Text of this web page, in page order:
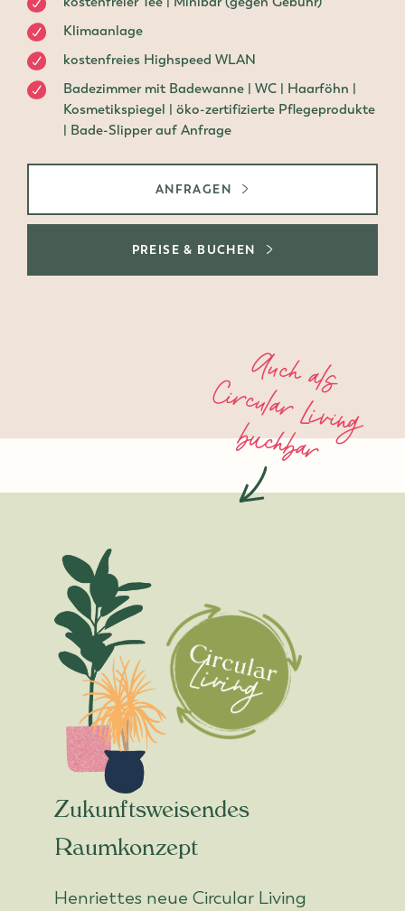
Klimaanlage
kostenfreies Highspeed WLAN
Badezimmer mit Badewanne | WC | Haarföhn |
Kosmetikspiegel | öko-zertifizierte Pflegeprodukte
| Bade-Slipper auf Anfrage
ANFRAGEN
PREISE & BUCHEN
A
u
c
h
a
ls
C
ir
c
u
la
r
Li
v
in
g
b
u
c
h
b
a
r
Zukunftsweisendes
Raumkonzept
Henriettes neue Circular Living